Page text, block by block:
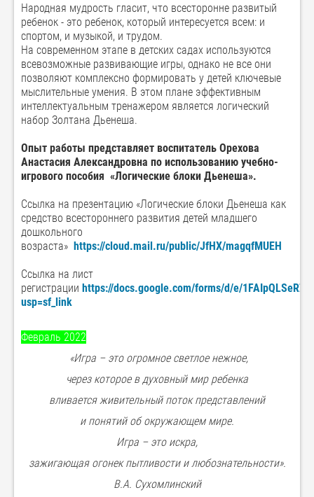
Народная мудрость гласит, что всесторонне развитый
ребенок - это ребенок, который интересуется всем: и
спортом, и музыкой, и трудом.
На современном этапе в детских садах используются
всевозможные развивающие игры, однако не все они
позволяют комплексно формировать у детей ключевые
мыслительные умения. В этом плане эффективным
интеллектуальным тренажером является логический
набор Золтана Дьенеша.
Опыт работы представляет воспитатель Орехова
Анастасия Александровна по использованию учебно-
игрового пособия «Логические блоки Дьенеша».
Ссылка на презентацию «Логические блоки Дьенеша как
средство всестороннего развития детей младшего
дошкольного
возраста» https://cloud.mail.ru/public/JfHX/magqfMUEH
Ссылка на лист
регистрации https://docs.google.com/forms/d/e/
usp=sf_link
Февраль 2022
«Игра – это огромное светлое нежное,
через которое в духовный мир ребенка
вливается живительный поток представлений
и понятий об окружающем мире.
Игра – это искра,
зажигающая огонек пытливости и любознательности».
В.А. Сухомлинский